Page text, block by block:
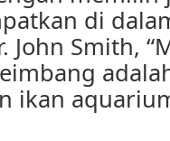
di
John Smith,
ikan